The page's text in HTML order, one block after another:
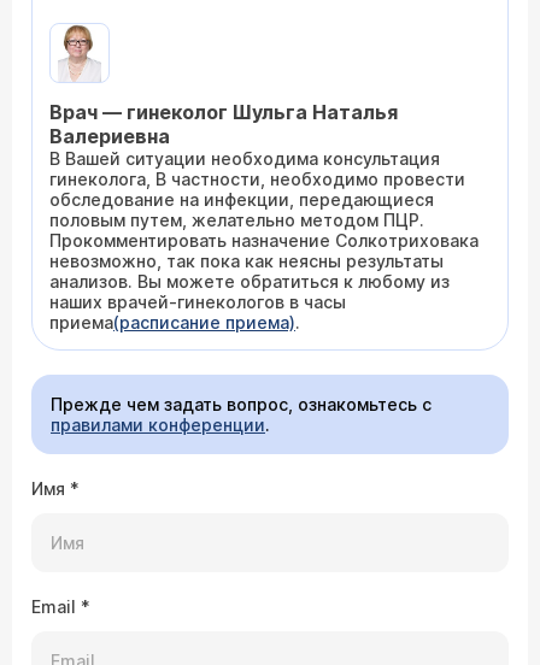
Врач — гинеколог Шульга Наталья
Валериевна
В Вашей ситуации необходима консультация
гинеколога, В частности, необходимо провести
обследование на инфекции, передающиеся
половым путем, желательно методом ПЦР.
Прокомментировать назначение Солкотриховака
невозможно, так пока как неясны результаты
анализов. Вы можете обратиться к любому из
наших врачей-гинекологов в часы
приема(расписание приема).
Прежде чем задать вопрос, ознакомьтесь с
правилами конференции.
Имя *
Email *